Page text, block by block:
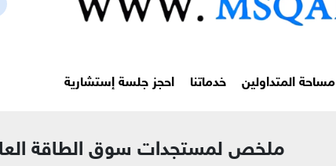
مساحة المتداولين خدماتنا احجز جلسة إستشارية
ملخص لمستجدات سوق الطاقة العالمي 21 مارس